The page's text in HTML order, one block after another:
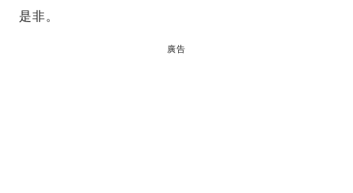
是非。
廣告